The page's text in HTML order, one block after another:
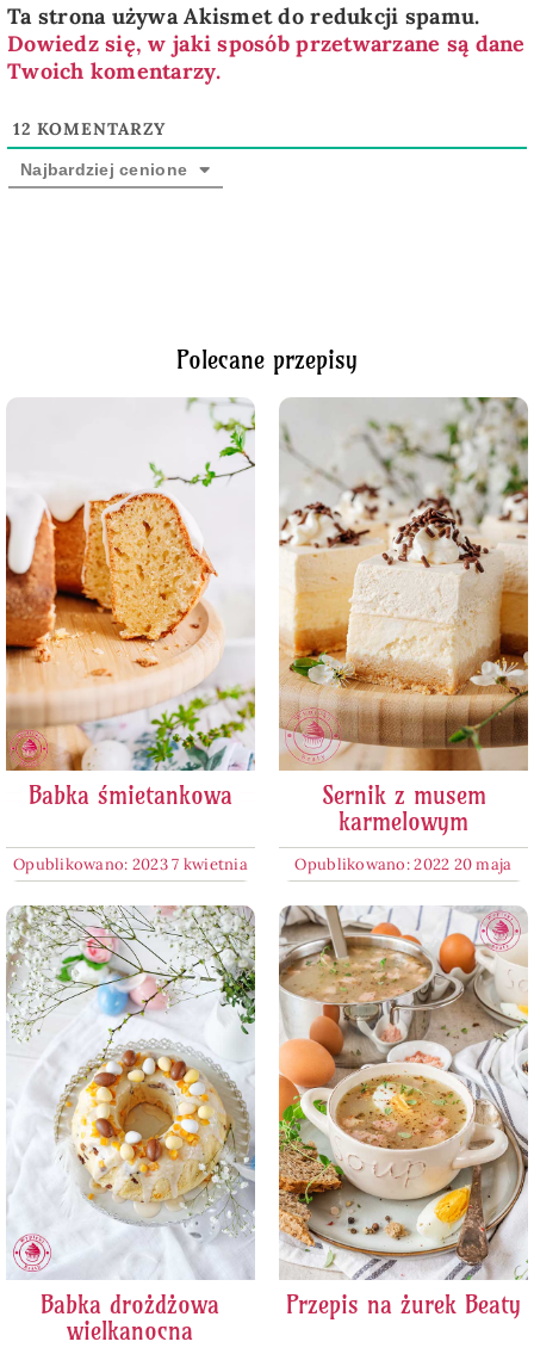
Ta strona używa Akismet do redukcji spamu.
Dowiedz się, w jaki sposób przetwarzane są dane
Twoich komentarzy.
12 KOMENTARZY
Najbardziej cenione
Polecane przepisy
Babka śmietankowa
Opublikowano: 2023 7 kwietnia
Sernik z musem
karmelowym
Opublikowano: 2022 20 maja
Babka drożdżowa
wielkanocna
Przepis na żurek Beaty